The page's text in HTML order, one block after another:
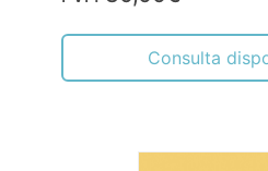
Consulta